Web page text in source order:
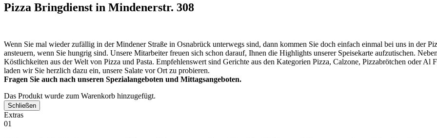
Pizza Bringdienst in Mindenerstr. 308
Wenn Sie mal wieder zufällig in der Mindener Straße in Osnabrück unterwegs sind, dann kommen Sie doch einfach einmal bei uns in der
ansteuern, wenn Sie hungrig sind. Unsere Mitarbeiter freuen sich schon darauf, Ihnen die Highlights unserer Speisekarte aufzutischen.
Köstlichkeiten aus der Welt von Pizza und Pasta. Empfehlenswert sind Gerichte aus den Kategorien Pizza, Calzone, Pizzabrötchen oder Al
laden wir Sie herzlich dazu ein, unsere Salate vor Ort zu probieren.
Fragen Sie auch nach unseren Spezialangeboten und Mittagsangeboten.
Das Produkt wurde zum Warenkorb hinzugefügt.
Schließen
Extras
01